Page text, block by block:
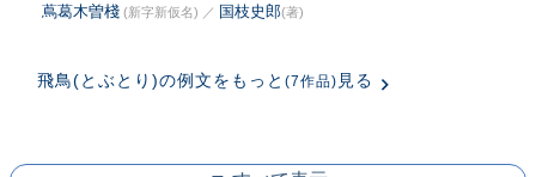
蔦葛木曽棧 (新字新仮名) ／ 国枝史郎(著)
飛鳥(とぶとり)の例文をもっと (7作品) 見る